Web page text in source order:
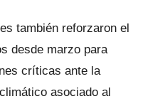
también reforzaron el
desde marzo para
críticas ante la
asociado al